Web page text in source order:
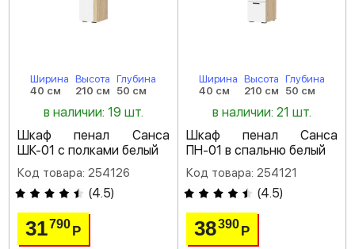
Ширина
40 см
Высота
210 см
Глубина
50 см
в наличии: 19 шт.
Шкаф пенал Санса
ШК-01 с полками белый
Код товара: 254126
(4.5)
31790Р
Ширина
40 см
Высота
210 см
Глубина
50 см
в наличии: 21 шт.
Шкаф пенал Санса
ПН-01 в спальню белый
Код товара: 254121
(4.5)
38390 Р